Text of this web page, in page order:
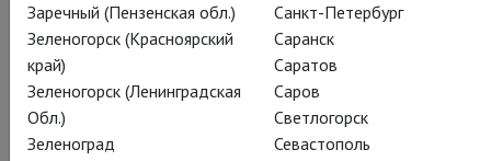
Заречный (Пензенская обл.)
Зеленогорск (Красноярский
край)
Зеленогорск (Ленинградская
Обл.)
Зеленоград
Санкт-Петербург
Саранск
Саратов
Саров
Светлогорск
Севастополь